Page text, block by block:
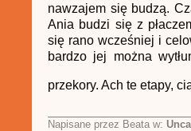
nawzajem się budzą.
Ania budzi się z
się rano wcześniej i
bardzo jej można
przekory. Ach te etapy,
Napisane przez Beata w: